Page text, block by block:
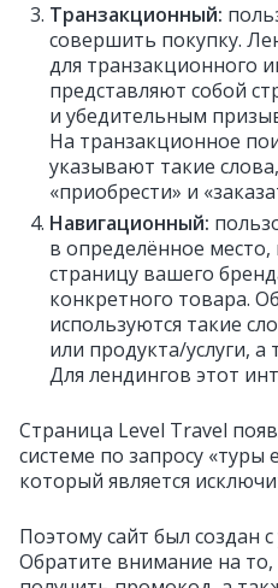
Транзакционный:
совершить покупку.
для транзакционного
представляют собой
и убедительным
На транзакционное
указывают такие
«приобрести» и
Навигационный:
в определённое
страницу вашего
конкретного товара.
используются такие
или продукта/услуги,
Для лендингов этот
Страница Level Travel
системе по запросу «туры
который является
Поэтому сайт был создан
Обратите внимание на